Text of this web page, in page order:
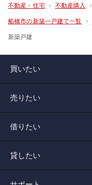
不動産・住宅 不動産購入
船橋市の新築一戸建て一覧
新築戸建
買いたい
売りたい
借りたい
貸したい